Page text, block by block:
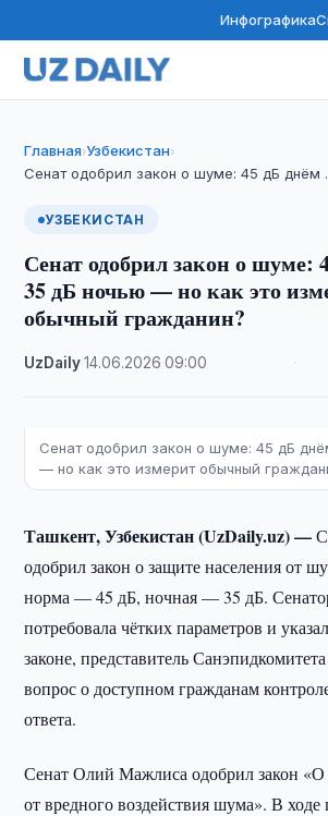
Инфографика
Главная›Узбекистан›
Сенат одобрил закон о шуме: 45 дБ днём
УЗБЕКИСТАН
Сенат одобрил закон о шуме:
35 дБ ночью — но как это
обычный гражданин?
UzDaily·14.06.2026 ·09:00
Сенат одобрил закон о шуме: 45 дБ
— но как это измерит обычный
Ташкент, Узбекистан (UzDaily.uz) —
одобрил закон о защите населения от
норма — 45 дБ, ночная — 35 дБ.
потребовала чётких параметров и
законе, представитель
вопрос о доступном гражданам
ответа.
Сенат Олий Мажлиса одобрил закон «О
от вредного воздействия шума». В ходе